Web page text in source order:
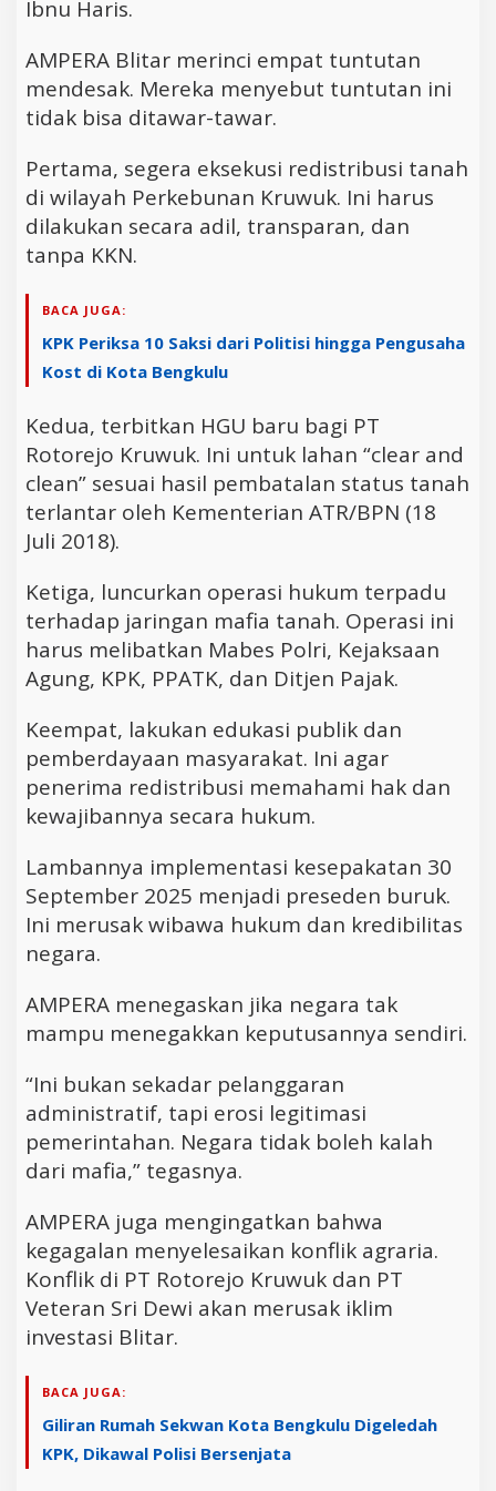
Ibnu Haris.
AMPERA Blitar merinci empat tuntutan
mendesak. Mereka menyebut tuntutan ini
tidak bisa ditawar-tawar.
Pertama, segera eksekusi redistribusi tanah
di wilayah Perkebunan Kruwuk. Ini harus
dilakukan secara adil, transparan, dan
tanpa KKN.
BACA JUGA:
KPK Periksa 10 Saksi dari Politisi hingga Pengusaha
Kost di Kota Bengkulu
Kedua, terbitkan HGU baru bagi PT
Rotorejo Kruwuk. Ini untuk lahan “clear and
clean” sesuai hasil pembatalan status tanah
terlantar oleh Kementerian ATR/BPN (18
Juli 2018).
Ketiga, luncurkan operasi hukum terpadu
terhadap jaringan mafia tanah. Operasi ini
harus melibatkan Mabes Polri, Kejaksaan
Agung, KPK, PPATK, dan Ditjen Pajak.
Keempat, lakukan edukasi publik dan
pemberdayaan masyarakat. Ini agar
penerima redistribusi memahami hak dan
kewajibannya secara hukum.
Lambannya implementasi kesepakatan 30
September 2025 menjadi preseden buruk.
Ini merusak wibawa hukum dan kredibilitas
negara.
AMPERA menegaskan jika negara tak
mampu menegakkan keputusannya sendiri.
“Ini bukan sekadar pelanggaran
administratif, tapi erosi legitimasi
pemerintahan. Negara tidak boleh kalah
dari mafia,” tegasnya.
AMPERA juga mengingatkan bahwa
kegagalan menyelesaikan konflik agraria.
Konflik di PT Rotorejo Kruwuk dan PT
Veteran Sri Dewi akan merusak iklim
investasi Blitar.
BACA JUGA:
Giliran Rumah Sekwan Kota Bengkulu Digeledah
KPK, Dikawal Polisi Bersenjata